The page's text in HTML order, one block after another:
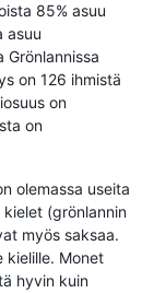
85% asuu
asuu
Grönlannissa
on 126 ihmistä
on
on
olemassa useita
kielet (grönlannin
myös saksaa.
kielille. Monet
hyvin kuin